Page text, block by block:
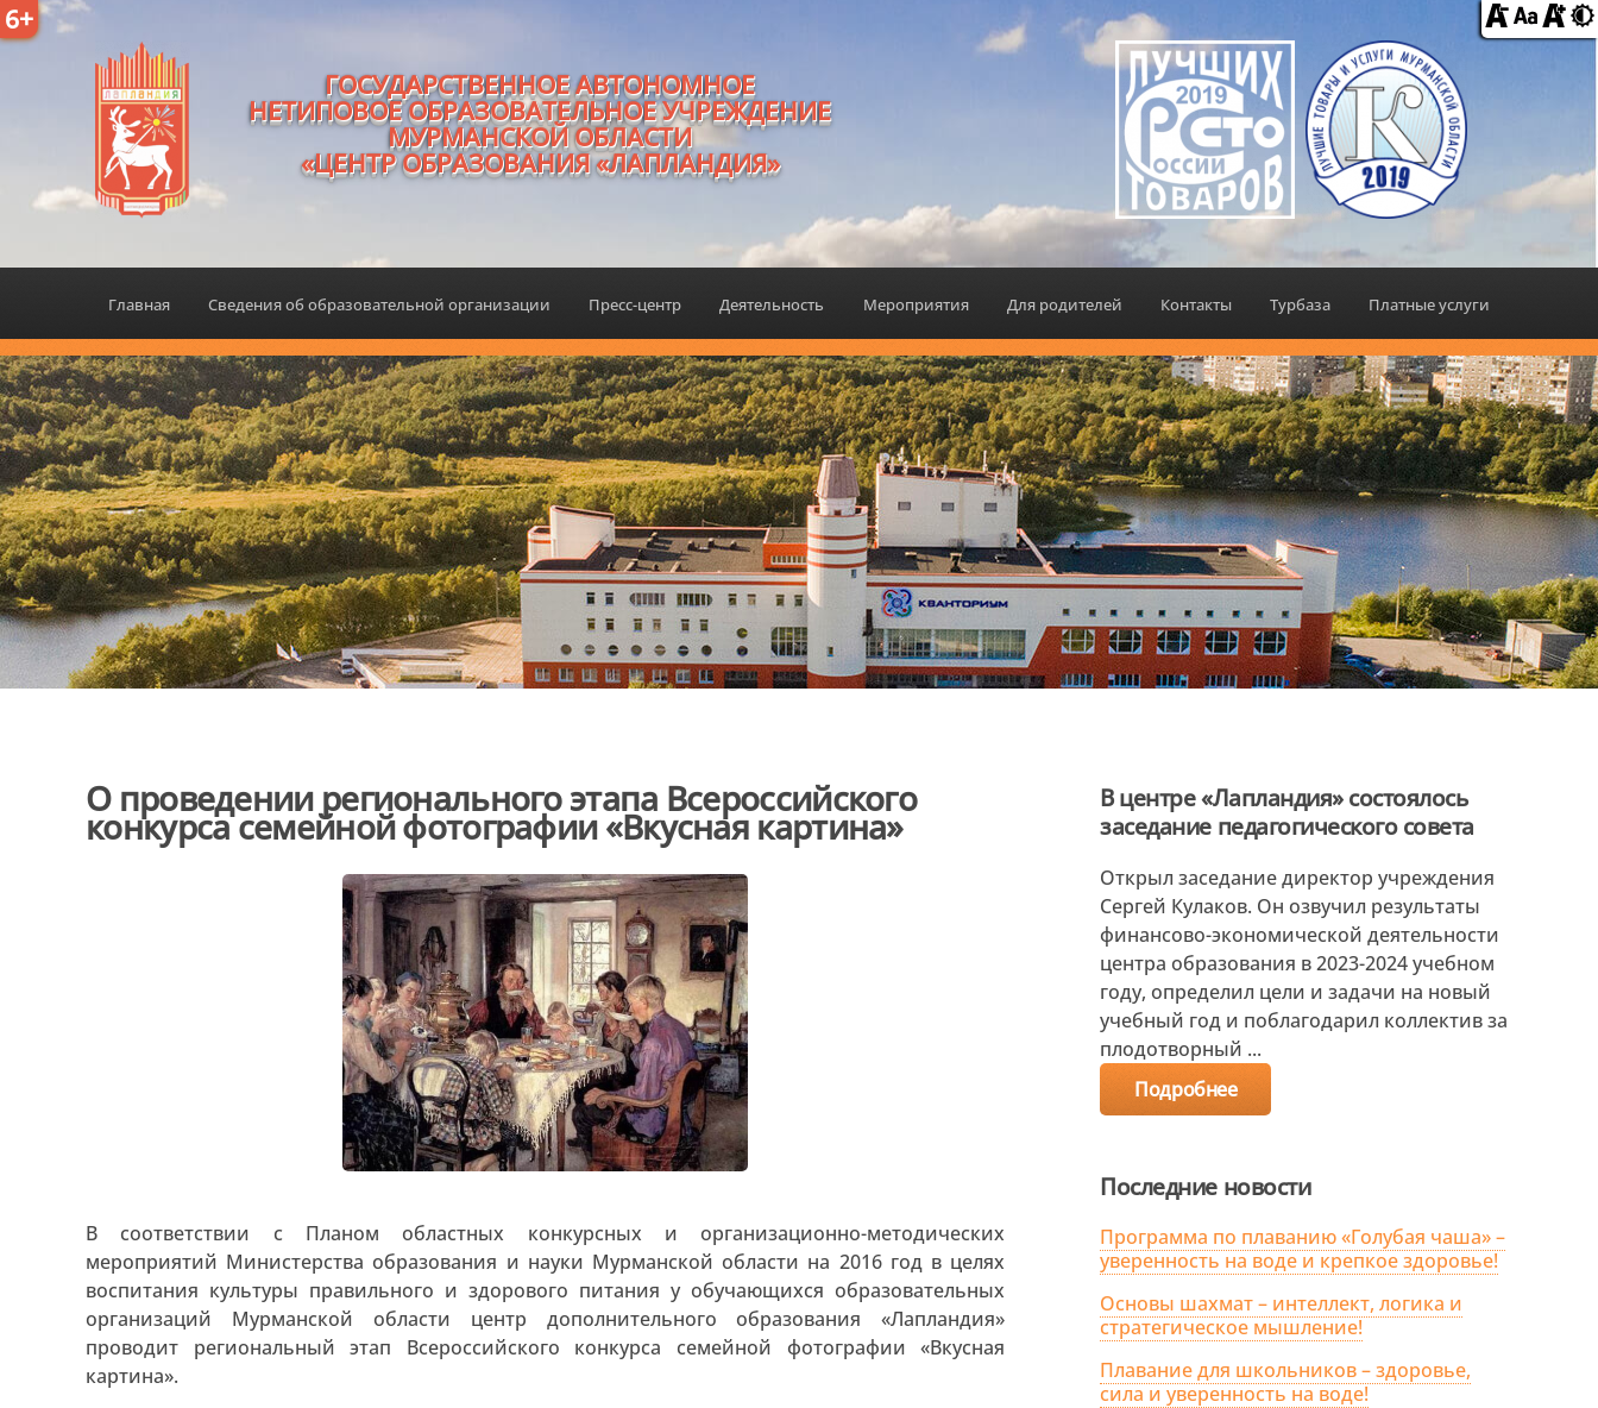
6+
ГОСУДАРСТВЕННОЕ АВТОНОМНОЕ
НЕТИПОВОЕ ОБРАЗОВАТЕЛЬНОЕ УЧРЕЖДЕНИЕ
МУРМАНСКОЙ ОБЛАСТИ
«ЦЕНТР ОБРАЗОВАНИЯ «ЛАПЛАНДИЯ»
Главная Сведения об образовательной организации Пресс-центр Деятельность Мероприятия Для родителей Контакты Турбаза Платные услуги
О проведении регионального этапа Всероссийского
конкурса семейной фотографии «Вкусная картина»
В соответствии с Планом областных конкурсных и организационно-методических
мероприятий Министерства образования и науки Мурманской области на 2016 год в целях
воспитания культуры правильного и здорового питания у обучающихся образовательных
организаций Мурманской области центр дополнительного образования «Лапландия»
проводит региональный этап Всероссийского конкурса семейной фотографии «Вкусная
картина».
В центре «Лапландия» состоялось
заседание педагогического совета
Открыл заседание директор учреждения
Сергей Кулаков. Он озвучил результаты
финансово-экономической деятельности
центра образования в 2023-2024 учебном
году, определил цели и задачи на новый
учебный год и поблагодарил коллектив за
плодотворный ...
Подробнее
Последние новости
Программа по плаванию «Голубая чаша» –
уверенность на воде и крепкое здоровье!
Основы шахмат – интеллект, логика и
стратегическое мышление!
Плавание для школьников – здоровье,
сила и уверенность на воде!